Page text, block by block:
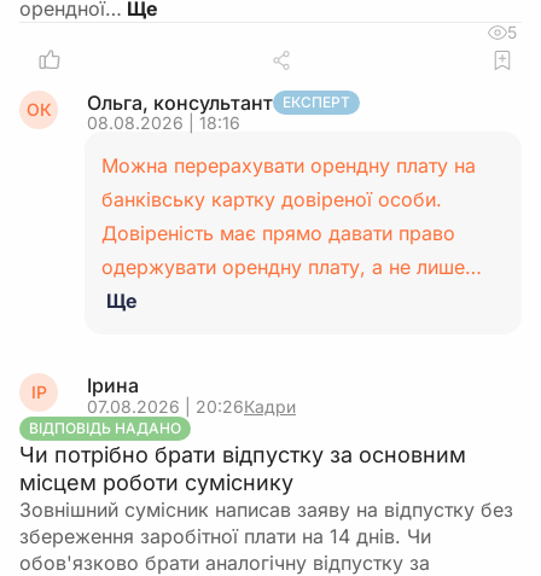
орендної…
5
ОК Ольга, консультант ЕКСПЕРТ
08.08.2026 | 18:16
Можна перерахувати орендну плату на
банківську картку довіреної особи.
Довіреність має прямо давати право
одержувати орендну плату, а не лише…
Ще
ІР Ірина
07.08.2026 | 20:26Кадри
ВІДПОВІДЬ НАДАНО
Чи потрібно брати відпустку за основним
місцем роботи суміснику
Зовнішний сумісник написав заяву на відпустку без
збереження заробітної плати на 14 днів. Чи
обов'язково брати аналогічну відпустку за